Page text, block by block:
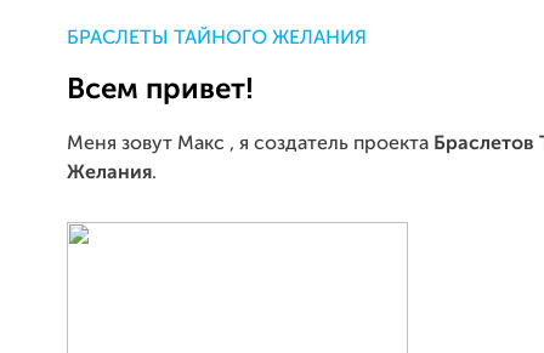
БРАСЛЕТЫ ТАЙНОГО ЖЕЛАНИЯ
Всем привет!
Меня зовут Макс , я создатель проекта Браслетов
Желания.